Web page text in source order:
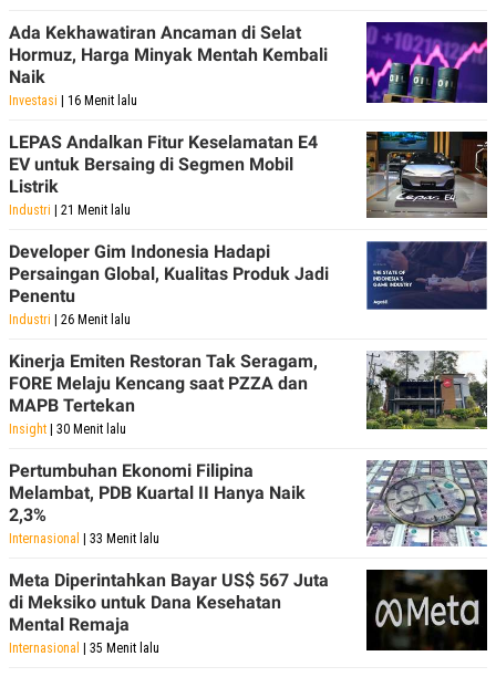
POLICY
Ada Kekhawatiran Ancaman di Selat
Hormuz, Harga Minyak Mentah Kembali
Naik
Investasi | 16 Menit lalu
LEPAS Andalkan Fitur Keselamatan E4
EV untuk Bersaing di Segmen Mobil
Listrik
Industri | 21 Menit lalu
Developer Gim Indonesia Hadapi
Persaingan Global, Kualitas Produk Jadi
Penentu
Industri | 26 Menit lalu
Kinerja Emiten Restoran Tak Seragam,
FORE Melaju Kencang saat PZZA dan
MAPB Tertekan
Insight | 30 Menit lalu
Pertumbuhan Ekonomi Filipina
Melambat, PDB Kuartal II Hanya Naik
2,3%
Internasional | 33 Menit lalu
Meta Diperintahkan Bayar US$ 567 Juta
di Meksiko untuk Dana Kesehatan
Mental Remaja
Internasional | 35 Menit lalu